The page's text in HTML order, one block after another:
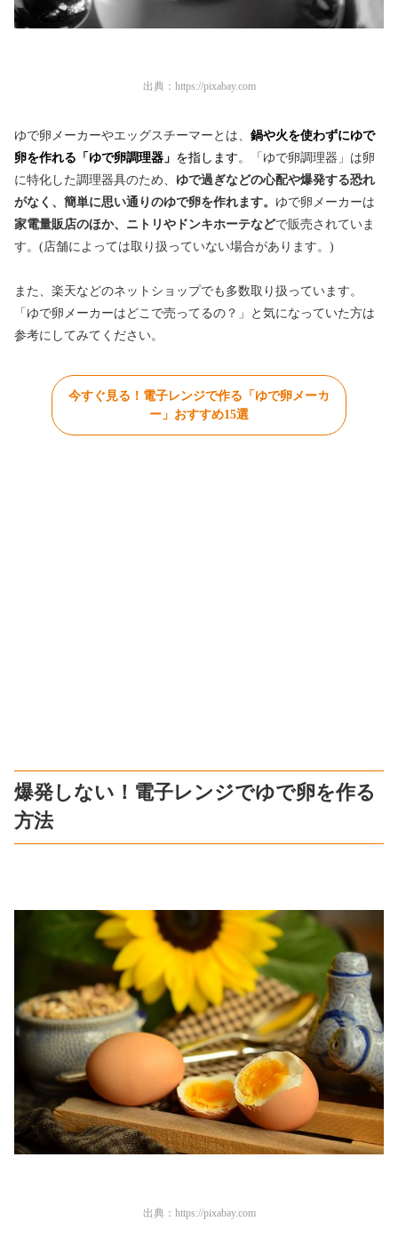
出典： https://pixabay.com
ゆで卵メーカーやエッグスチーマーとは、 鍋や火を使わずにゆで
卵を作れる「ゆで卵調理器」 を指します。「ゆで卵調理器」は卵
に特化した調理器具のため、 ゆで過ぎなどの心配や爆発する恐れ
がなく、簡単に思い通りのゆで卵を作れます。 ゆで卵メーカーは
家電量販店のほか、ニトリやドンキホーテなどで販売されていま
す。(店舗によっては取り扱っていない場合があります。)
また、楽天などのネットショップでも多数取り扱っています。
「ゆで卵メーカーはどこで売ってるの？」と気になっていた方は
参考にしてみてください。
今すぐ見る！電子レンジで作る「ゆで卵メーカ
ー」おすすめ15選
爆発しない！電子レンジでゆで卵を作る
方法
出典： https://pixabay.com